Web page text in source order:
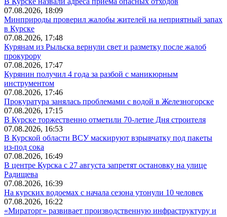
07.08.2026, 18:09
Минприроды проверил жалобы жителей на неприятный запах
в Курске
07.08.2026, 17:48
Курянам из Рыльска вернули свет и разметку после жалоб
прокурору
07.08.2026, 17:47
Курянин получил 4 года за разбой с маникюрным
инструментом
07.08.2026, 17:46
Прокуратура занялась проблемами с водой в Железногорске
07.08.2026, 17:15
В Курске торжественно отметили 70-летие Дня строителя
07.08.2026, 16:53
В Курской области ВСУ маскируют взрывчатку под пакеты
из-под сока
07.08.2026, 16:49
В центре Курска с 27 августа запретят остановку на улице
Радищева
07.08.2026, 16:39
На курских водоемах с начала сезона утонули 10 человек
07.08.2026, 16:22
«Мираторг» развивает производственную инфраструктуру и